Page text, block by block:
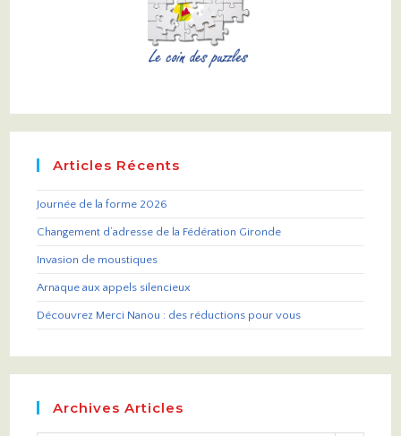
Articles Récents
Journée de la forme 2026
Changement d’adresse de la Fédération Gironde
Invasion de moustiques
Arnaque aux appels silencieux
Découvrez Merci Nanou : des réductions pour vous
Archives Articles